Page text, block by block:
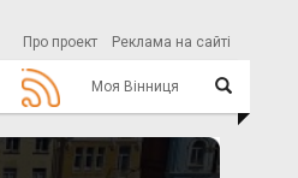
Про проект Реклама на сайті
Моя Вінниця